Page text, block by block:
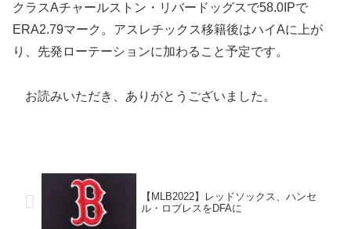
クラスAチャールストン・リバードッグスで58.0IPで
ERA2.79マーク。アスレチックス移籍後はハイAに上が
り、先発ローテーションに加わること予定です。
お読みいただき、ありがとうございました。
【MLB2022】レッドソックス、ハンセ
ル・ロブレスをDFAに